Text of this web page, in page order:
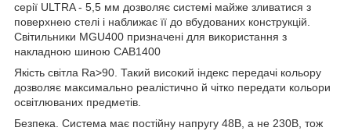
серії ULTRA - 5,5 мм дозволяє системі майже зливатися з
поверхнею стелі і наближає її до вбудованих конструкцій.
Світильники MGU400 призначені для використання з
накладною шиною CAB1400
Якість світла Ra>90. Такий високий індекс передачі кольору
дозволяє максимально реалістично й чітко передати кольори
освітлюваних предметів.
Безпека. Система має постійну напругу 48В, а не 230В, тож